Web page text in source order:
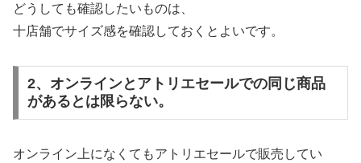
どうしても確認したいものは、
十店舗でサイズ感を確認しておくとよいです。
2、オンラインとアトリエセールでの同じ商品
があるとは限らない。
オンライン上になくてもアトリエセールで販売してい